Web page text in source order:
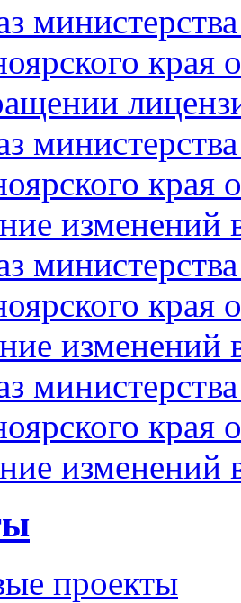
изменений
изменений
изменений
проекты